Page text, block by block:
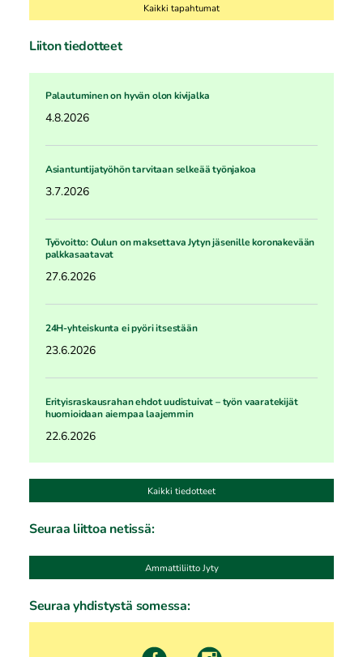
Kaikki tapahtumat
Liiton tiedotteet
Palautuminen on hyvän olon kivijalka
4.8.2026
Asiantuntijatyöhön tarvitaan selkeää työnjakoa
3.7.2026
Työvoitto: Oulun on maksettava Jytyn jäsenille koronakevään
palkkasaatavat
27.6.2026
24H-yhteiskunta ei pyöri itsestään
23.6.2026
Erityisraskausrahan ehdot uudistuivat – työn vaaratekijät
huomioidaan aiempaa laajemmin
22.6.2026
Kaikki tiedotteet
Seuraa liittoa netissä:
Ammattiliitto Jyty
Seuraa yhdistystä somessa: